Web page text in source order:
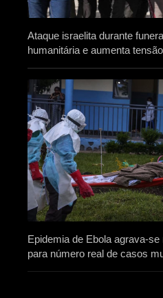
Ataque israelita durante
humanitária e aumenta
Epidemia de Ebola agrava-
para número real de casos